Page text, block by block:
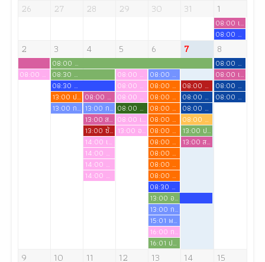
26
27 28 29 30 31 1
08:00 เตรียมความพร้อมเข้าสู่วิชาชีพสำหรับนักศึกษาพยาบาลชั้นปีที่ 4 ปีการศึกษา 2569
08:00 สอบ osce หลักสูตร ENP
2
08:00 สอบ osce หลักสูตร ENP
3
08:00 โครงการพัฒนาศักยภาพด้านการสอนสำหรับอาจารย์พิเศษและ อาจารย์ผู้สอนภาคปฏิบัติ
08:30 ประชุมคณะกรรมการพัฒนาหลักสูตร
08:30 ดำเนินการสอบกลางภาค ชั้นปีที่ 3 เทอม 1/2569
13:00 ประชุมเตรียมความพร้อม สบช.สัญจร
13:00 การเรียนการสอน
4
08:00 สัมมนาเคสแหล่งฝึก
13:00 การเรียน
13:00 สอบกลางภาควิชา สุนทรียศาสตร์
13:00 ซ้อมรับประกาศนียบัตร
14:00 เจียมใจ ไทรงาม
14:00 ญาตา พลประสิทธิ์
14:00 ดวงใจ สวัสดี
14:00 อรอนงค์ เลื่องอรุณ
5
08:00 อรอนงค์ เลื่องอรุณ
08:00 ญาตา พลประสิทธิ์
08:00 ดวงใจ สวัสดี
08:00 ภาคทดลองรายวิชาภาษาไทยเพื่อการสื่อสาร
08:00 เจียมใจ ไทรงาม
13:00 อ รุ่งฤดี อุสาหะ
6
08:00 การเรียน
08:00 ผศ.นันทยา เสนีย์ สอนวิชาเภสัชวิทยา
08:00 ผศ.นันทยา เสนีย์ สอนวิชาเภสัชวิทยา
08:00 ผศ.นันทยา เสนีย์ สอนวิชาเภสัชวิทยา
08:00 ผศ.นันทยา เสนีย์ สอนวิชาเภสัชวิทยา
08:00 ผศ.นันทยา เสนีย์ สอนวิชาเภสัชวิทยา
08:00 ผศ.นันทยา เสนีย์ สอนวิชาเภสัชวิทยา
08:00 ผศ.นันทยา เสนีย์ สอนวิชาเภสัชวิทยา
08:00 ผศ.นันทยา เสนีย์ สอนวิชาเภสัชวิทยา
08:00 ผศ.นันทยา เสนีย์ สอนวิชาเภสัชวิทยา
08:30 ดำเนินการสอบซ่อมกลางภาค ชั้นปีที่ 3 เทอม 1/2569
13:00 อ.ชุติกายจน์ จองแก้หลักสูตร
13:00 การเรียน
15:01 พบรองวิชาการ
16:00 การประกวด เฟสชี่ไนด์ (อ.พรรณปพร ชุนหบดี)
16:01 ประชุมเตรียมความพร้อมคณะกรรมการทะเบียนฯ สบช.สัญจร
7
08:00 พิธีปิดการอบรม ENP.12
08:00 สอนภาคทดลองวิชาการรักษาโรคเบื้องต้นสำหรับพยาบาล
08:00 สอนภาคทดลองวิชาการรักษาโรคเบื้องต้นสำหรับพยาบาล
08:00 สอนภาคทดลองวิชาการรักษาโรคเบื้องต้นสำหรับพยาบาล
13:00 ประชุมคณะกรรมการพัฒนาหลักสูตร
13:00 สอบซ่อมกลางภาครายวิชา สุนทรียศาสตร์
8
08:00 สอบ OSCE นักศึกษาผู้ช่วยพยาบาล
08:00 เตรียมความพร้อมการเข้าสู่วิชาชีพ สำหรับนักศึกษาพยาบาลชั้นปีที่ 4 ปีการศึกษา 2569
08:00 สอบ OSCE นักศึกษาผู้ช่วยพยาบาล
08:00 สอบ OSCE นักศึกษาผู้ช่วยพยาบาล
9 10 11 12 13 14 15